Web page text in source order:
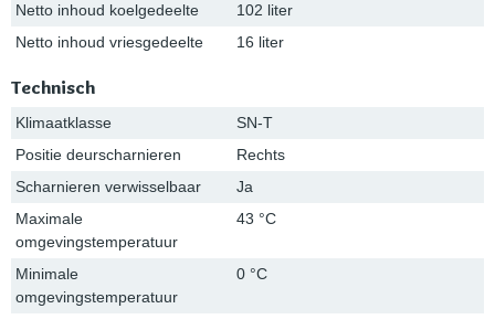
Netto inhoud koelgedeelte
102 liter
Netto inhoud vriesgedeelte
16 liter
Technisch
Klimaatklasse
SN-T
Positie deurscharnieren
Rechts
Scharnieren verwisselbaar
Ja
Maximale
omgevingstemperatuur
43 °C
Minimale
omgevingstemperatuur
0 °C